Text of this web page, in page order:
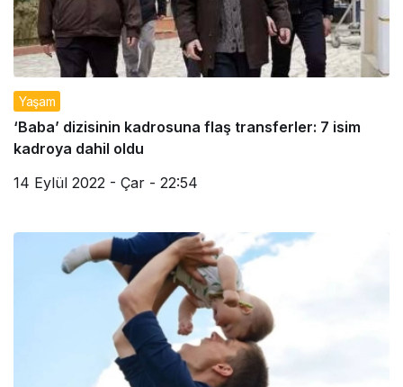
Yaşam
‘Baba’ dizisinin kadrosuna flaş transferler: 7 isim
kadroya dahil oldu
14 Eylül 2022 - Çar - 22:54